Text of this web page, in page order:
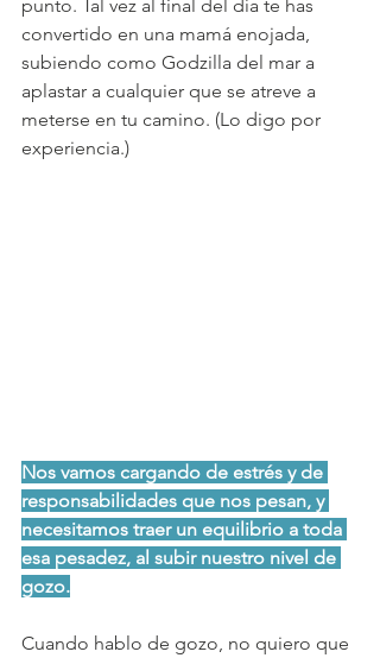
punto. Tal vez al final del día te has
convertido en una mamá enojada,
subiendo como Godzilla del mar a
aplastar a cualquier que se atreve a
meterse en tu camino. (Lo digo por
experiencia.)
Nos vamos cargando de estrés y de
responsabilidades que nos pesan, y
necesitamos traer un equilibrio a toda
esa pesadez, al subir nuestro nivel de
gozo.
Cuando hablo de gozo, no quiero que